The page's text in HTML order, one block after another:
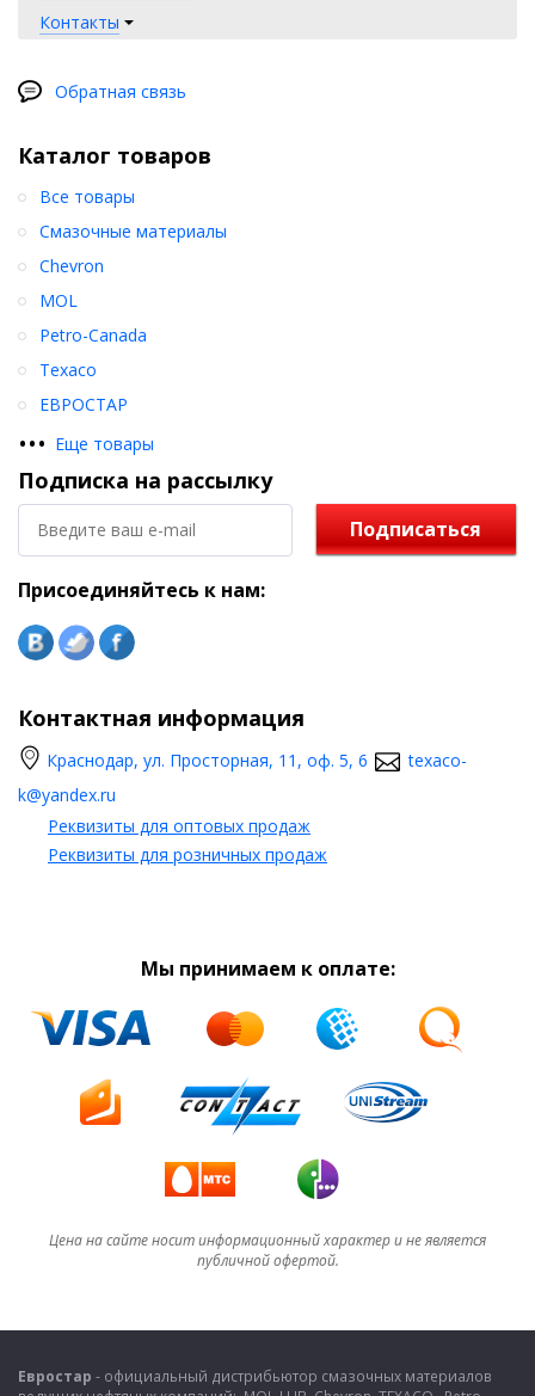
Контакты
Обратная связь
Каталог товаров
••• Еще товары
Все товары
Смазочные материалы
Chevron
MOL
Petro-Canada
Texaco
ЕВРОСТАР
Подписка на рассылку
Подписаться
Присоединяйтесь к нам:
Контактная информация
Краснодар, ул. Просторная, 11, оф. 5, 6
texaco-
k@yandex.ru
Реквизиты для оптовых продаж
Реквизиты для розничных продаж
Мы принимаем к оплате:
Цена на сайте носит информационный характер и не является
публичной офертой.
Евростар - официальный дистрибьютор смазочных материалов